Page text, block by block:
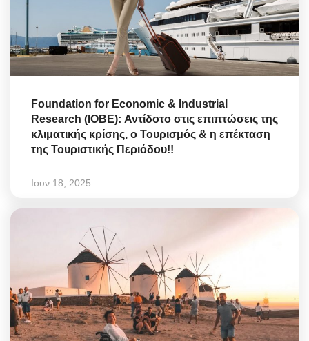
Foundation for Economic & Industrial
Research (IOBE): Αντίδοτο στις επιπτώσεις της
κλιματικής κρίσης, ο Τουρισμός & η επέκταση
της Τουριστικής Περιόδου!!
Ιουν 18, 2025